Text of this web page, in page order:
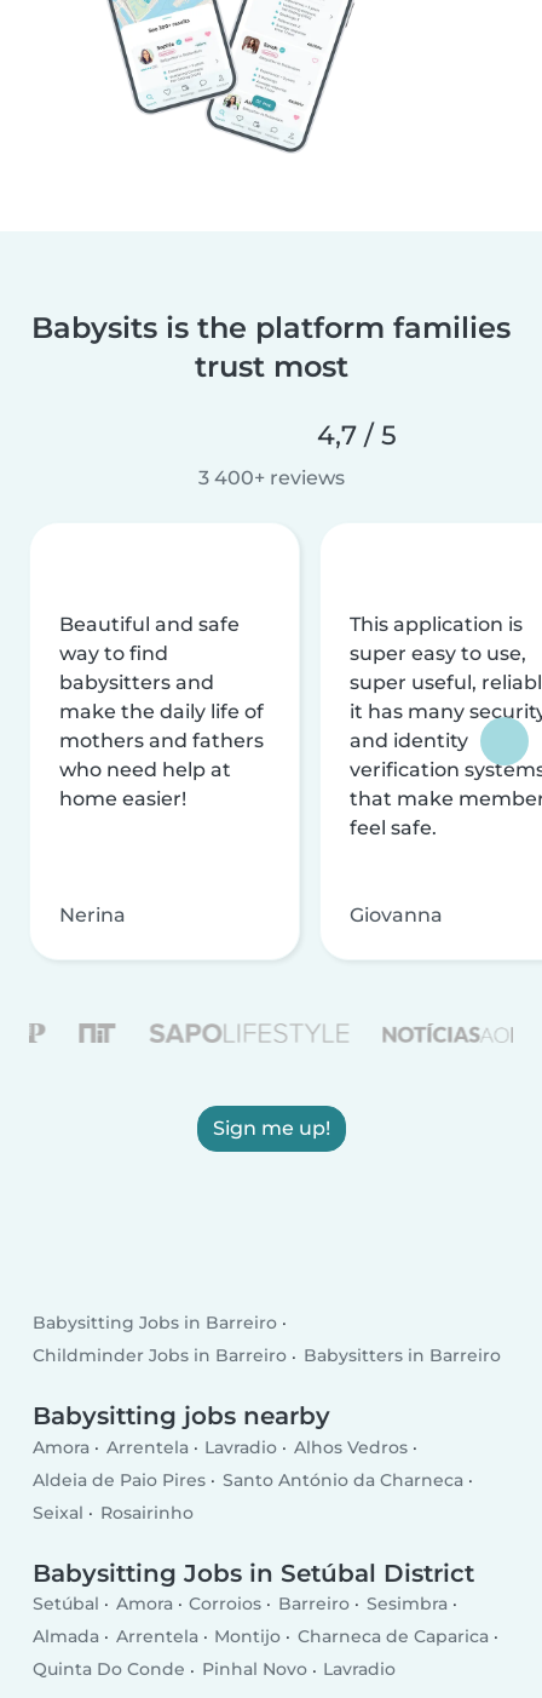
Babysits is the platform families
trust most
4,7 / 5
3 400+ reviews
Beautiful and safe
way to find
babysitters and
make the daily life of
mothers and fathers
who need help at
home easier!
Nerina
This application is
super easy to use,
super useful,
it has many
and identity
verification
that make
feel safe.
Giovanna
Sign me up!
Babysitting Jobs in Barreiro
Childminder Jobs in Barreiro
Babysitters in Barreiro
Babysitting jobs nearby
Amora Arrentela Lavradio
Alhos Vedros
Aldeia de Paio Pires
Santo António da Charneca
Seixal
Rosairinho
Babysitting Jobs in Setúbal District
Setúbal Amora Corroios Barreiro
Sesimbra
Almada
Arrentela Montijo
Charneca de Caparica
Quinta Do Conde
Pinhal Novo Lavradio